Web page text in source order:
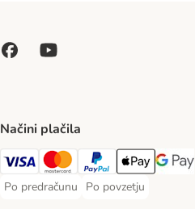
Načini plačila
Visa Payment Method
MasterCard Payment Method
PayPal Payment Method
Apple PayGoogle
Po predračunu
Po predračunu Payment Method
Po povzetju
Po povzetju Payment